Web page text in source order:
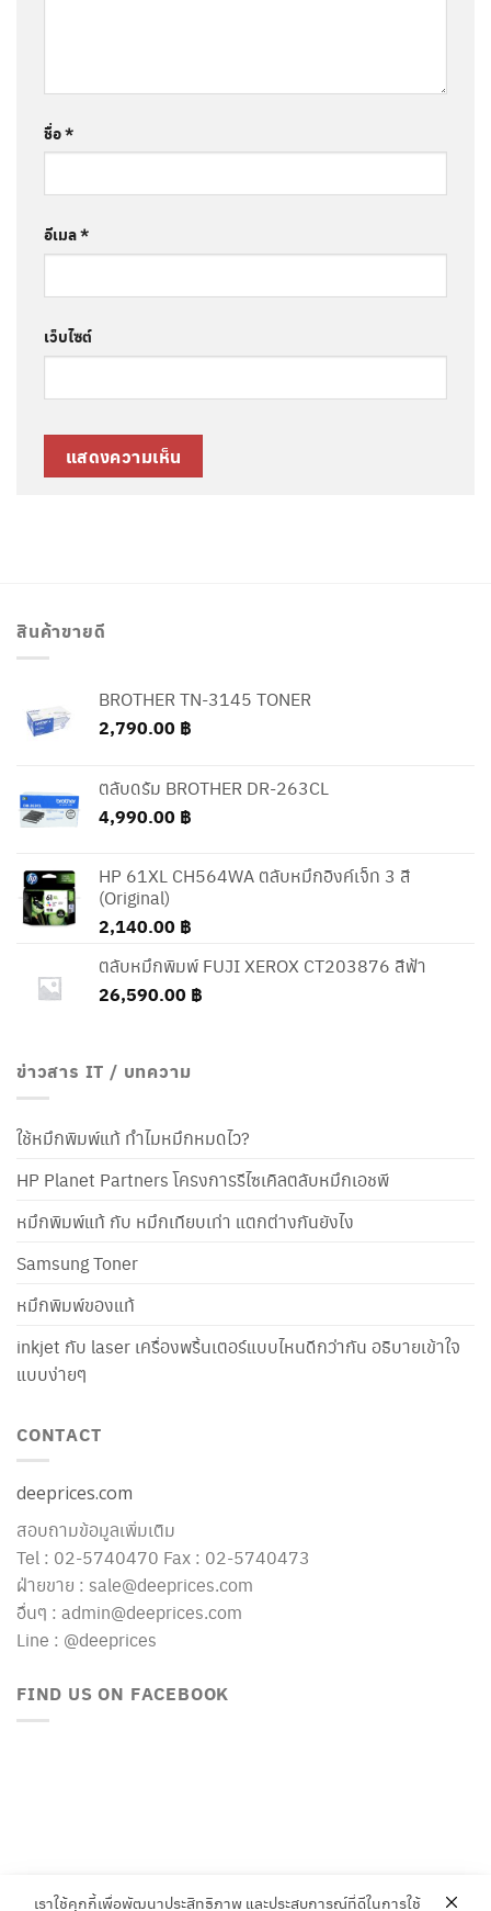
ชื่อ*
อีเมล*
เว็บไซต์
สินค้าขายดี
BROTHER TN-3145 TONER
2,790.00 ฿
ตลับดรัม BROTHER DR-263CL
4,990.00 ฿
HP 61XL CH564WA ตลับหมึกอิงค์เจ็ท 3 สี
(Original)
2,140.00 ฿
ตลับหมึกพิมพ์ FUJI XEROX CT203876 สีฟ้า
26,590.00 ฿
ข่าวสาร IT / บทความ
ใช้หมึกพิมพ์แท้ ทำไมหมึกหมดไว?
HP Planet Partners โครงการรีไซเคิลตลับหมึกเอชพี
หมึกพิมพ์แท้ กับ หมึกเทียบเท่า แตกต่างกันยังไง
Samsung Toner
หมึกพิมพ์ของแท้
inkjet กับ laser เครื่องพริ้นเตอร์แบบไหนดีกว่ากัน อธิบายเข้าใจ
แบบง่ายๆ
CONTACT
deeprices.com
สอบถามข้อมูลเพิ่มเติม
Tel : 02-5740470 Fax : 02-5740473
ฝ่ายขาย : sale@deeprices.com
อื่นๆ : admin@deeprices.com
Line : @deeprices
FIND US ON FACEBOOK
เราใช้คุกกี้เพื่อพัฒนาประสิทธิภาพ และประสบการณ์ที่ดีในการใช้